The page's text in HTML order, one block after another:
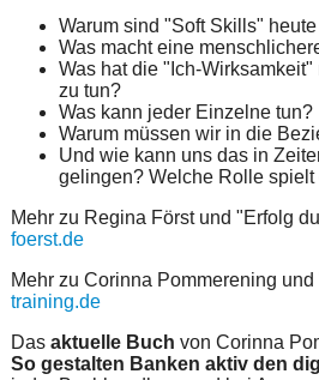
Warum sind "Soft Skills"
Was macht eine
Was hat die "Ich-
zu tun?
Was kann jeder Einzelne tun?
Warum müssen wir in die
Und wie kann uns das in
gelingen? Welche Rolle
Mehr zu Regina Först und "Erfolg
foerst.de
Mehr zu Corinna Pommerening
training.de
Dasaktuelle Buch von Corinna
So gestalten Banken aktiv den